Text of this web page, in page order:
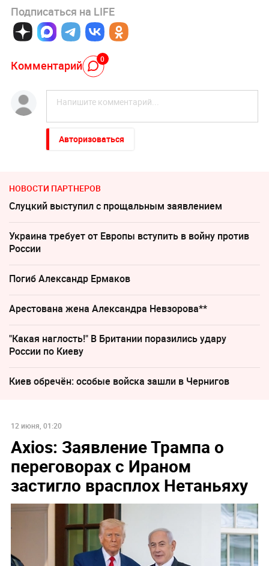
Подписаться на LIFE
Комментарий 0
Авторизоваться
НОВОСТИ ПАРТНЕРОВ
Слуцкий выступил с прощальным заявлением
Украина требует от Европы вступить в войну против
России
Погиб Александр Ермаков
Арестована жена Александра Невзорова**
"Какая наглость!" В Британии поразились удару
России по Киеву
Киев обречён: особые войска зашли в Чернигов
12 июня, 01:20
Axios: Заявление Трампа о
переговорах с Ираном
застигло врасплох Нетаньяху